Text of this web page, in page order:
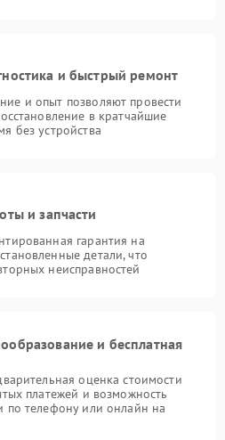
и быстрый ремонт
и опыт позволяют провести
в кратчайшие
без устройства
и запчасти
гарантия на
детали, что
неисправностей
и бесплатная
оценка стоимости
платежей и возможность
по телефону или онлайн на